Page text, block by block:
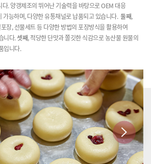
다.양갱제조의 뛰어난 기술력을 바탕으로 OEM 대응
가능하며, 다양한 유통채널로 납품되고 있습니다. 둘째,
장, 선물세트 등 다양한 방법의 포장방식을 활용하여
니다.셋째, 적당한 단맛과 쫄깃한 식감으로 농산물 원물의
입니다.